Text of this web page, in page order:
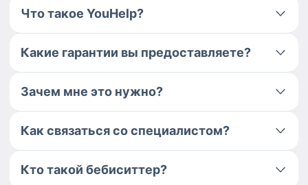
Что такое YouHelp?
Какие гарантии вы предоставляете?
Зачем мне это нужно?
Как связаться со специалистом?
Кто такой бебиситтер?